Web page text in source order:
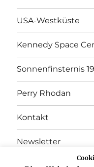
USA-Westküste
Kennedy Space
Sonnenfinsternis
Perry Rhodan
Kontakt
Newsletter